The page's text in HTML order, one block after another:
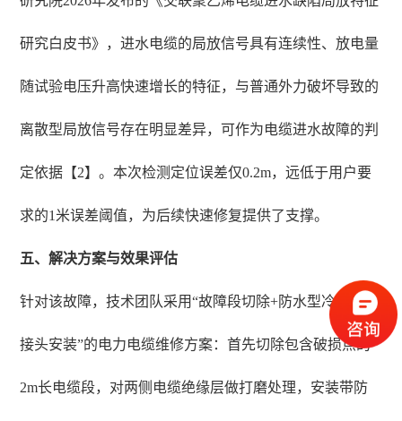
研究白皮书》，进水电缆的局放信号具有连续性、放电量
随试验电压升高快速增长的特征，与普通外力破坏导致的
离散型局放信号存在明显差异，可作为电缆进水故障的判
定依据【2】。本次检测定位误差仅0.2m，远低于用户要
求的1米误差阈值，为后续快速修复提供了支撑。
五、解决方案与效果评估
针对该故障，技术团队采用“故障段切除+防水型冷缩中间
接头安装”的电力电缆维修方案：首先切除包含破损点的
2m长电缆段，对两侧电缆绝缘层做打磨处理，安装带防